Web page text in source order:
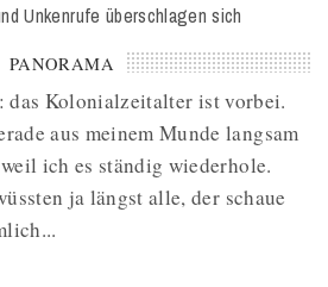
Unkenrufe überschlagen sich
PANORAMA
das Kolonialzeitalter ist vorbei.
aus meinem Munde langsam
ich es ständig wiederhole.
ja längst alle, der schaue